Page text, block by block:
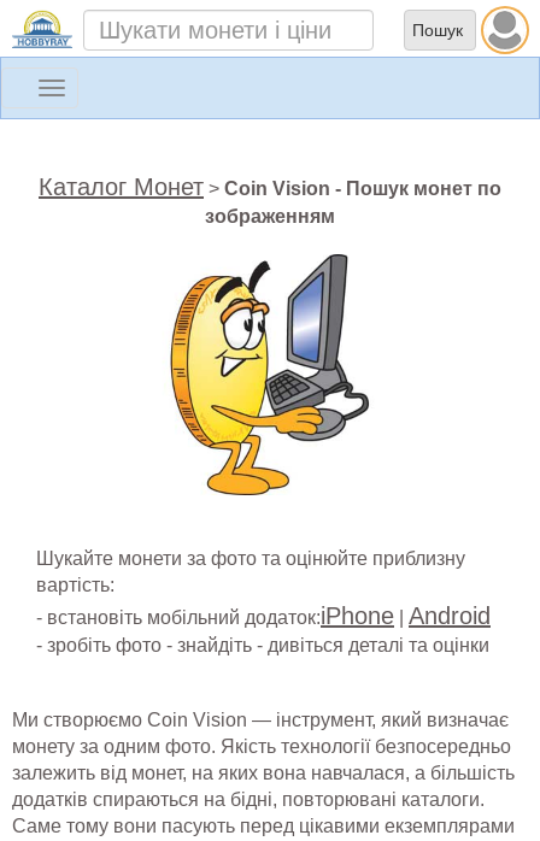
Toggle
Каталог Монет > Coin Vision - Пошук монет по
зображенням
Шукайте монети за фото та оцінюйте приблизну
вартість:
- встановіть мобільний додаток:iPhone Android
- зробіть фото - знайдіть - дивіться деталі та оцінки
Ми створюємо Coin Vision — інструмент, який визначає
монету за одним фото. Якість технології безпосередньо
залежить від монет, на яких вона навчалася, а більшість
додатків спираються на бідні, повторювані каталоги.
Саме тому вони пасують перед цікавими екземплярами